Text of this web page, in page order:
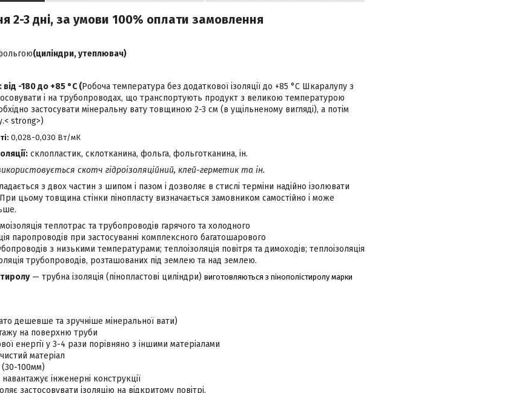
2-3 дні, за умови 100% оплати замовлення
(циліндри, утеплювач)
-180 до +85 °С (Робоча температура без додаткової ізоляції до +85 °С Шкаралупу з
і на трубопроводах, що транспортують продукт з великою температурою
застосувати мінеральну вату товщиною 2-3 см (в ущільненому вигляді), а потім
< strong>)
0,028-0,030 Вт/мК
склопластик, склотканина, фольга, фольготканина, ін.
скотч гідроізоляційний, клей-герметик та ін.
з двох частин з шипом і пазом і дозволяє в стислі терміни надійно ізолювати
цьому товщина стінки пінопласту визначається замовником самостійно і може
теплотрас та трубопроводів гарячого та холодного
паропроводів при застосуванні комплексного багатошарового
з низькими температурами; теплоізоляція повітря та димоходів; теплоізоляція
трубопроводів, розташованих під землею та над землею.
— трубна ізоляція (пінопластові циліндри) виготовляються з пінополістиролу марки
дешевше та зручніше мінеральної вати)
на поверхню труби
енергії у 3-4 рази порівняно з іншими матеріалами
матеріал
100мм)
навантажує інженерні конструкції
застосовувати ізоляцію на відкритому повітрі.